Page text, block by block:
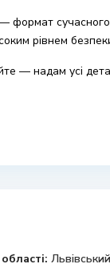
формат
рівнем
— надам усі